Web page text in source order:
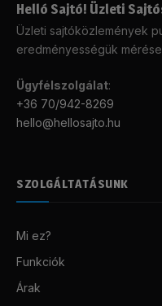
Helló Sajtó! Üzleti
Üzleti sajtóközlemények
eredményességük
Ügyfélszolgálat:
+36 70/942-8269
hello@hellosajto.hu
SZOLGÁLTATÁSUNK
Mi ez?
Funkciók
Árak